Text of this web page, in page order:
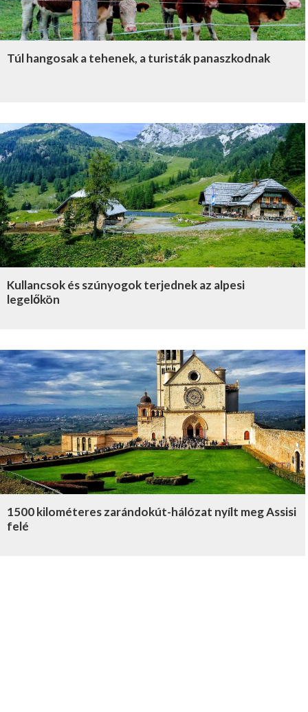
Túl hangosak a tehenek, a turisták panaszkodnak
Kullancsok és szúnyogok terjednek az alpesi
legelőkön
1500 kilométeres zarándokút-hálózat nyílt meg Assisi
felé